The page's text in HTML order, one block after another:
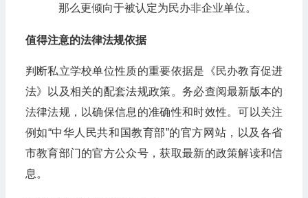
那么更倾向于被认定为民办非企业单位。
值得注意的法律法规依据
判断私立学校单位性质的重要依据是《民办教育促进
法》以及相关的配套法规政策。务必查阅最新版本的
法律法规，以确保信息的准确性和时效性。可以关注
例如“中华人民共和国教育部”的官方网站，以及各省
市教育部门的官方公众号，获取最新的政策解读和信
息。